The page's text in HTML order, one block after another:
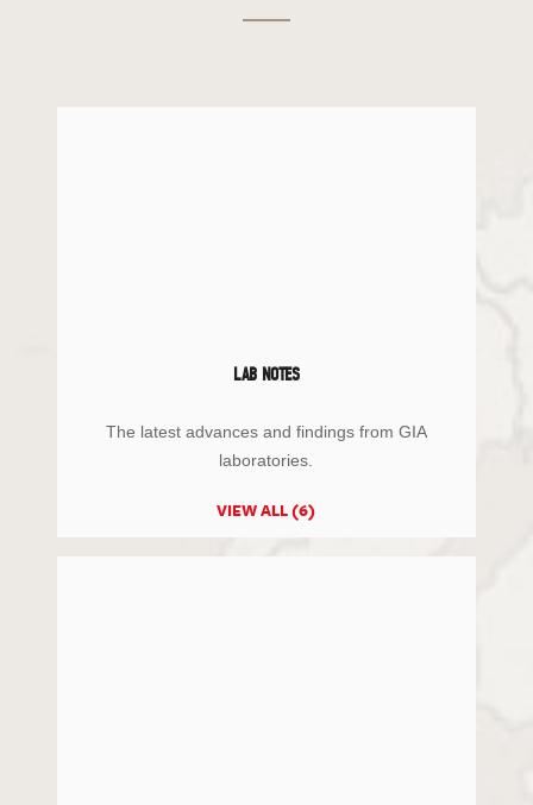
LAB NOTES
The latest advances and findings from GIA
laboratories.
VIEW ALL (6)